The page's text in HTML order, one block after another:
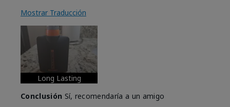
Mostrar Traducción
Long Lasting
Conclusión Sí, recomendaría a un amigo